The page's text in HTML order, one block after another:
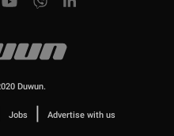
Duwun.
Jobs | Advertise with us